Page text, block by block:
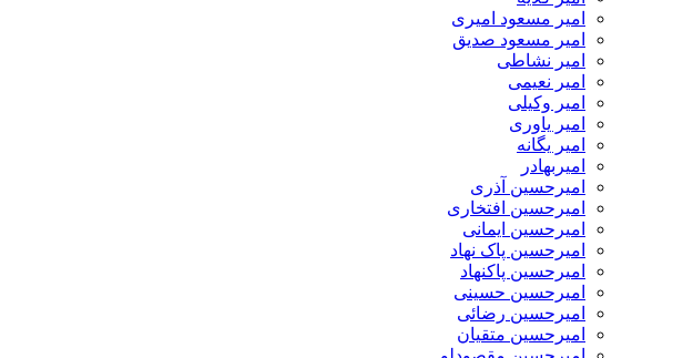
امیر مسعود امیری
امیر مسعود صدیق
امیر نشاطی
امیر نعیمی
امیر وکیلی
امیر یاوری
امیر یگانه
امیربهادر
امیرحسین آذری
امیرحسین افتخاری
امیرحسین ایمانی
امیرحسین پاک نهاد
امیرحسین پاکنهاد
امیرحسین حسینی
امیرحسین رضائی
امیرحسین متقیان